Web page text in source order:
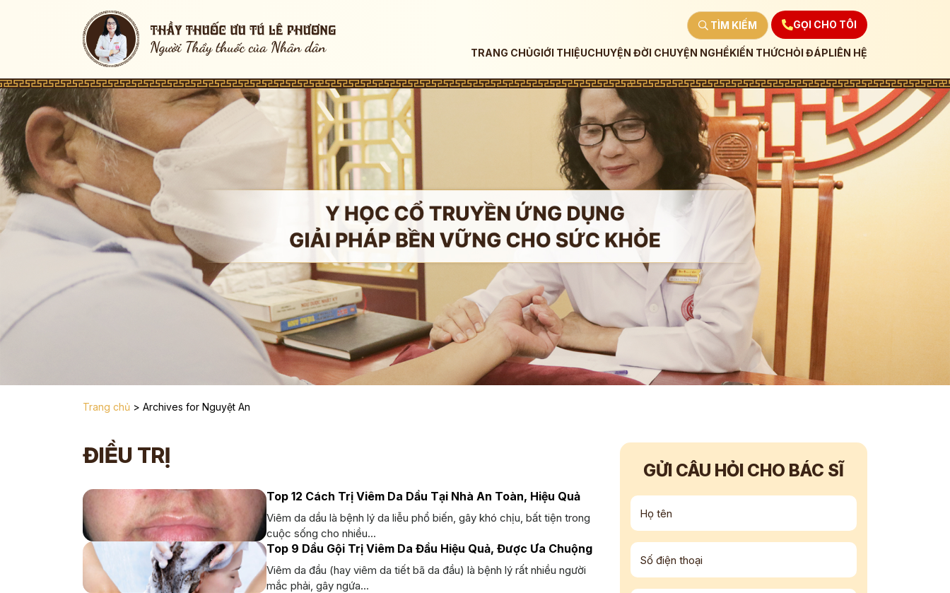
TÌM KIẾM GỌI CHO TÔI
TRANG CHỦGIỚI THIỆUCHUYỆN ĐỜI CHUYỆN NGHỀKIẾN THỨCHỎI ĐÁPLIÊN HỆ
Trang chủ > Archives for Nguyệt An
ĐIỀU TRỊ
Top 12 Cách Trị Viêm Da Dầu Tại Nhà An Toàn, Hiệu Quả
Viêm da dầu là bệnh lý da liễu phổ biến, gây khó chịu, bất tiện trong
cuộc sống cho nhiều...
Top 9 Dầu Gội Trị Viêm Da Đầu Hiệu Quả, Được Ưa Chuộng
Viêm da đầu (hay viêm da tiết bã da đầu) là bệnh lý rất nhiều người
mắc phải, gây ngứa...
GỬI CÂU HỎI CHO BÁC SĨ